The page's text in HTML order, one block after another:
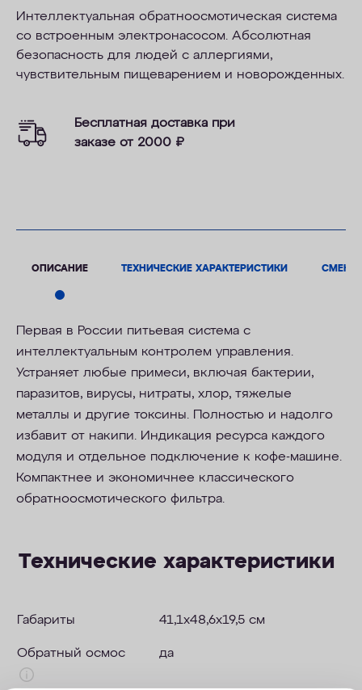
Интеллектуальная обратноосмотическая система
со встроенным электронасосом. Абсолютная
безопасность для людей с аллергиями,
чувствительным пищеварением и новорожденных.
Бесплатная доставка при
заказе от 2000 ₽
ОПИСАНИЕ ТЕХНИЧЕСКИЕ ХАРАКТЕРИСТИКИ
Первая в России питьевая система с
интеллектуальным контролем управления.
Устраняет любые примеси, включая бактерии,
паразитов, вирусы, нитраты, хлор, тяжелые
металлы и другие токсины. Полностью и надолго
избавит от накипи. Индикация ресурса каждого
модуля и отдельное подключение к кофе-машине.
Компактнее и экономичнее классического
обратноосмотического фильтра.
Технические характеристики
Габариты 41,1х48,6х19,5 см
Обратный осмос да